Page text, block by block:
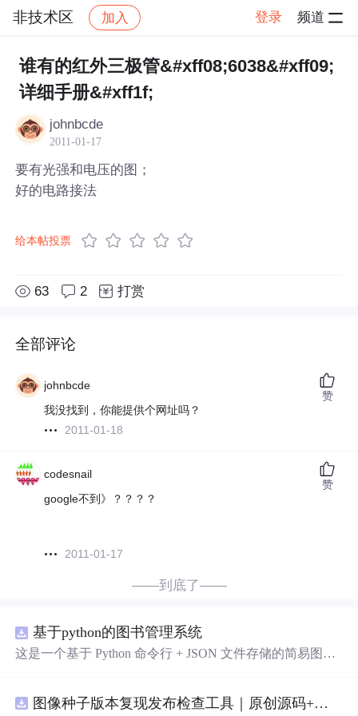
非技术区 加入 登录 频道
社区 非技术区 帖子详情
谁有的红外三极管&#xff08;6038&#xff09;
详细手册&#xff1f;
johnbcde
2011-01-17
要有光强和电压的图；
好的电路接法
给本帖投票
63 2 打赏
全部评论
johnbcde
我没找到，你能提供个网址吗？
2011-01-18
赞
codesnail
google不到》？？？？
2011-01-17
赞
——到底了——
基于python的图书管理系统
这是一个基于 Python 命令行 + JSON 文件存储的简易图书
添加、删除、修改、搜索（按书名/作者/ISBN），每本书
图像种子版本复现发布检查工具｜原创源码+测试+离线报告